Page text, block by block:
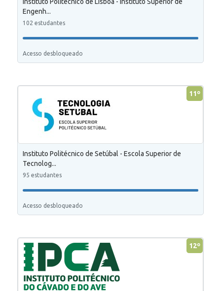
Engenh...
102 estudantes
Acesso desbloqueado
11º
Instituto Politécnico de Setúbal - Escola Superior de
Tecnolog...
95 estudantes
Acesso desbloqueado
12º